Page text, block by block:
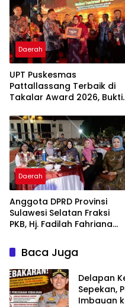
Daerah
UPT Puskesmas
Pattallassang Terbaik di
Takalar Award 2026, Bukti
Pelayanan Kesehatan
Berkualitas
Daerah
Anggota DPRD Provinsi
Sulawesi Selatan Fraksi
PKB, Hj. Fadilah Fahriana
Takalar Menyalakan
Lentera Pengabdian
Melalui Malam Apresiasi
dan Inovasi Award 2026
Baca Juga
Delapan
Sepekan,
Imbauan